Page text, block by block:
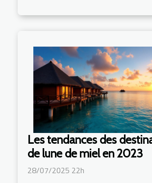
Les tendances des
de lune de miel en 2023
28/07/2025 22h